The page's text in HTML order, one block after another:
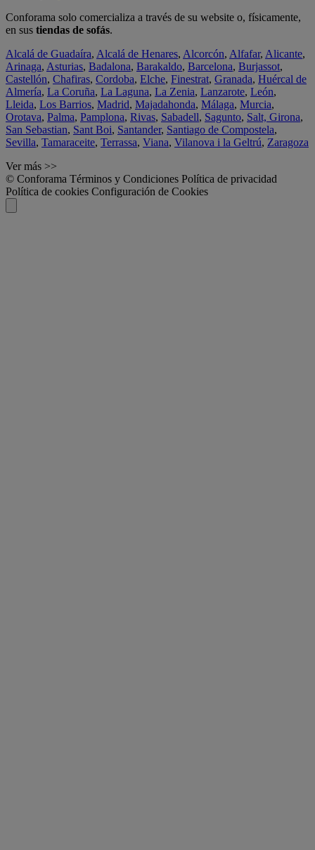
Conforama solo comercializa a través de su website o, físicamente,
en sus tiendas de sofás.
Alcalá de Guadaíra, Alcalá de Henares, Alcorcón, Alfafar, Alicante,
Arinaga, Asturias, Badalona, Barakaldo, Barcelona, Burjassot,
Castellón, Chafiras, Cordoba, Elche, Finestrat, Granada, Huércal de
Almería, La Coruña, La Laguna, La Zenia, Lanzarote, León,
Lleida, Los Barrios, Madrid, Majadahonda, Málaga, Murcia,
Orotava, Palma, Pamplona, Rivas, Sabadell, Sagunto, Salt, Girona,
San Sebastian, Sant Boi, Santander, Santiago de Compostela,
Sevilla, Tamaraceite, Terrassa, Viana, Vilanova i la Geltrú, Zaragoza
Ver más >>
© Conforama Términos y Condiciones Política de privacidad
Política de cookies Configuración de Cookies